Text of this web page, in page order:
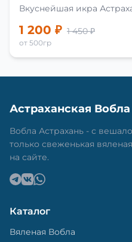
Вкуснейшая икра
1 200 ₽ 1 450 ₽
от 500гр
Астраханская Вобла
Вобла Астрахань - с
только свеженькая
на сайте.
Каталог
Вяленая Вобла